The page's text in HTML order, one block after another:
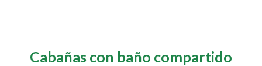
Cabañas con baño compartido